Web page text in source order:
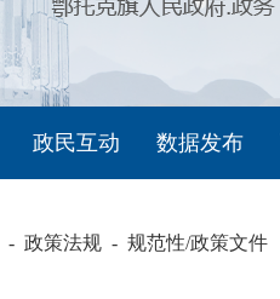
政民互动 数据发布
- 政策法规 - 规范性/政策文件